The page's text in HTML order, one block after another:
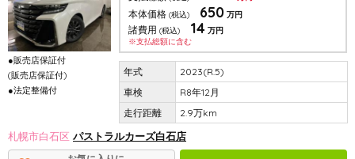
●販売店保証付
(販売店保証付)
●法定整備付
本体価格 (税込) 650 万円
諸費用 (税込) 14 万円
※支払総額に含む
2023(R.5)
R8年12月
2.9万km
札幌市白石区 パストラルカーズ白石店